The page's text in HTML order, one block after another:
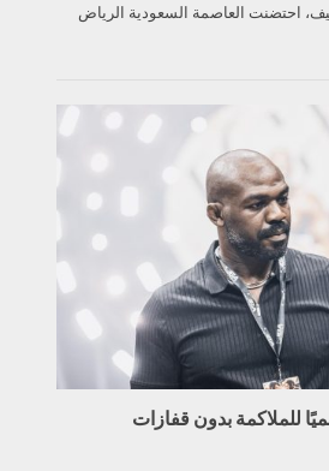
احتضنت العاصمة السعودية الرياض
للملاكمة بدون قفازات